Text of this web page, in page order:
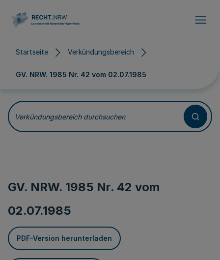
Startseite Verkündungsbereich
GV. NRW. 1985 Nr. 42 vom 02.07.1985
Verkündungsbereich durchsuchen
GV. NRW. 1985 Nr. 42 vom
02.07.1985
PDF-Version herunterladen